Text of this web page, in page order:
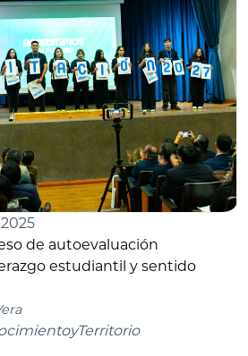
de autoevaluación
estudiantil y sentido